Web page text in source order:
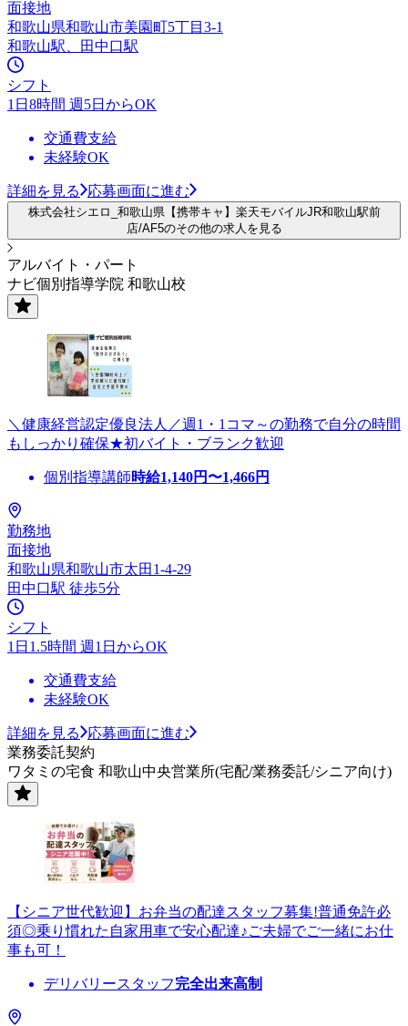
面接地
和歌山県和歌山市美園町5丁目3-1
和歌山駅、田中口駅
シフト
1日8時間 週5日からOK
交通費支給
未経験OK
詳細を見る 応募画面に進む
株式会社シエロ_和歌山県【携帯キャ】楽天モバイルJR和歌山駅前
店/AF5のその他の求人を見る
アルバイト・パート
ナビ個別指導学院 和歌山校
＼健康経営認定優良法人／週1・1コマ～の勤務で自分の時間
もしっかり確保★初バイト・ブランク歓迎
個別指導講師時給1,140円〜1,466円
勤務地
面接地
和歌山県和歌山市太田1-4-29
田中口駅 徒歩5分
シフト
1日1.5時間 週1日からOK
交通費支給
未経験OK
詳細を見る
応募画面に進む
業務委託契約
ワタミの宅食 和歌山中央営業所(宅配/業務委託/シニア向け)
【シニア世代歓迎】お弁当の配達スタッフ募集!普通免許必
須◎乗り慣れた自家用車で安心配達♪ご夫婦でご一緒にお仕
事も可！
デリバリースタッフ完全出来高制